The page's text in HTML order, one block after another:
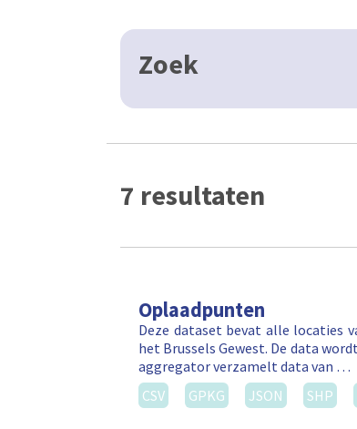
Zoek
7 resultaten
Oplaadpunten
Deze dataset bevat alle locaties
het Brussels Gewest. De data
aggregator verzamelt data van …
CSV
GPKG JSON SHP